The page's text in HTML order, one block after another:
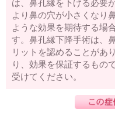
は、鼻孔縁を下げる必要
より鼻の穴が小さくなり
ような効果を期待する場
す。鼻孔縁下降手術は、
リットを認めることがあ
り、効果を保証するもの
受けてください。